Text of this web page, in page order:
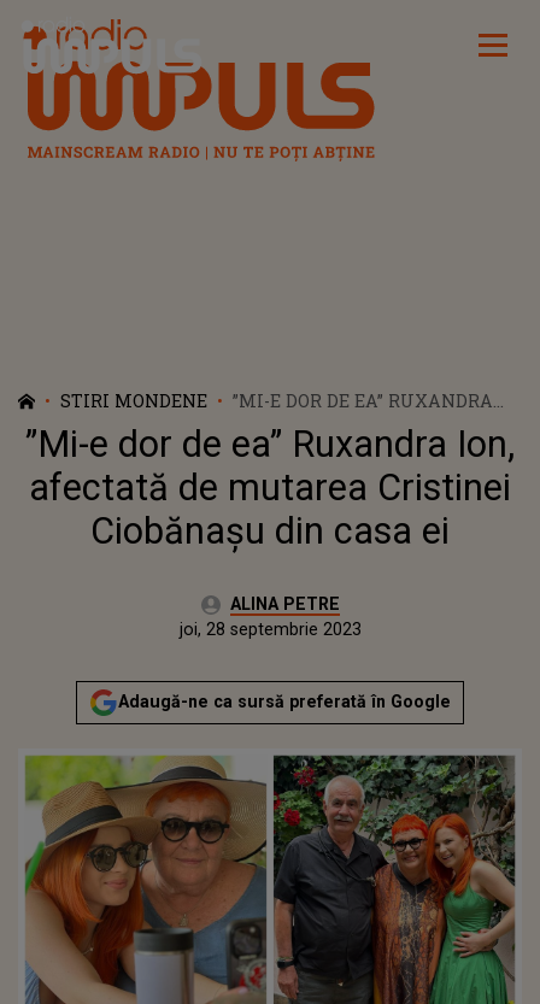
Radio Impuls
STIRI MONDENE
”MI-E DOR DE EA” RUXANDRA
ION, AFECTATĂ DE MUTAREA
CRISTINEI CIOBĂNAȘU DIN
CASA EI
”Mi-e dor de ea” Ruxandra Ion,
afectată de mutarea Cristinei
Ciobănașu din casa ei
Autor:ALINA PETRE
Publicat:
joi, 28 septembrie 2023
Adaugă-ne ca sursă preferată în Google